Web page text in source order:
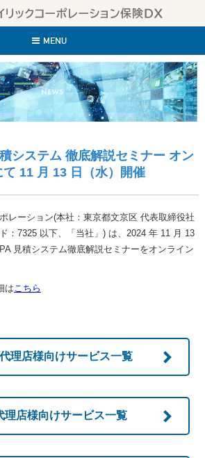
MENU
システム 徹底解説セミナー オン
て 11 月 13 日（水）開催
レーション(本社：東京都文京区 代表取締役社
：7325 以下、「当社」) は、2024 年 11 月 13
見積システム徹底解説セミナーをオンライン
はこちら
理店様向けサービス一覧
理店様向けサービス一覧